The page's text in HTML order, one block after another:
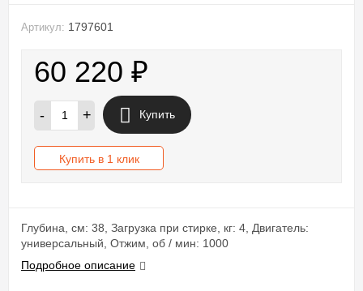
Артикул: 1797601
60 220 ₽
- + Купить
Купить в 1 клик
Глубина, см: 38, Загрузка при стирке, кг: 4, Двигатель:
универсальный, Отжим, об / мин: 1000
Подробное описание